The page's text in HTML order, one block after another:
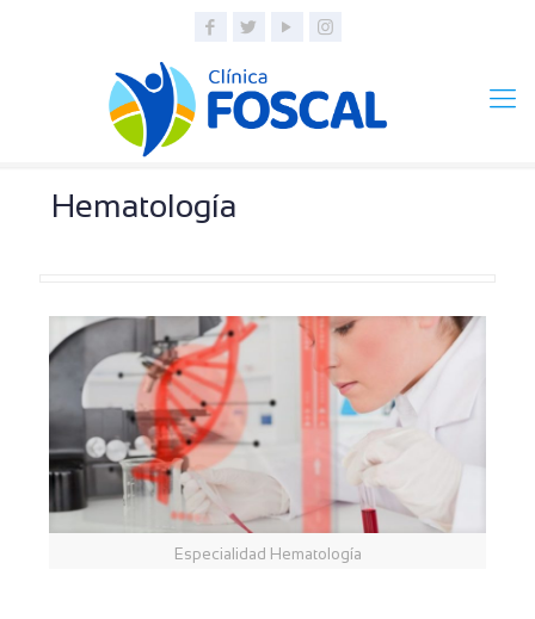
Hematología
Especialidad Hematología